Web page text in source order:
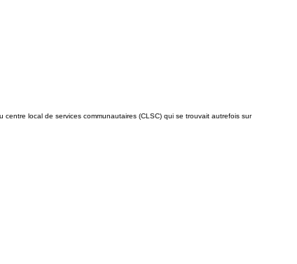
local de services communautaires (CLSC) qui se trouvait autrefois sur